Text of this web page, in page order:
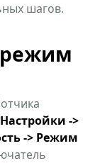
шагов.
режим
Настройки ->
-> Режим